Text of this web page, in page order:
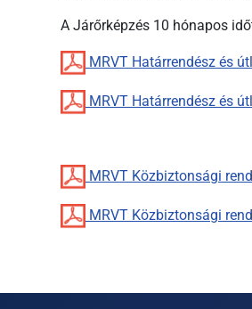
A Járőrképzés 10 hónapos
MRVT Határrendész és
MRVT Határrendész és
MRVT Közbiztonsági
MRVT Közbiztonsági